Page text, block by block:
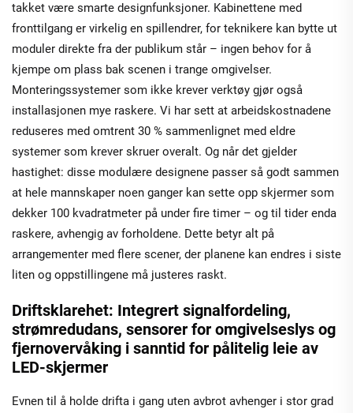
takket være smarte designfunksjoner. Kabinettene med
fronttilgang er virkelig en spillendrer, for teknikere kan bytte ut
moduler direkte fra der publikum står – ingen behov for å
kjempe om plass bak scenen i trange omgivelser.
Monteringssystemer som ikke krever verktøy gjør også
installasjonen mye raskere. Vi har sett at arbeidskostnadene
reduseres med omtrent 30 % sammenlignet med eldre
systemer som krever skruer overalt. Og når det gjelder
hastighet: disse modulære designene passer så godt sammen
at hele mannskaper noen ganger kan sette opp skjermer som
dekker 100 kvadratmeter på under fire timer – og til tider enda
raskere, avhengig av forholdene. Dette betyr alt på
arrangementer med flere scener, der planene kan endres i siste
liten og oppstillingene må justeres raskt.
Driftsklarehet: Integrert signalfordeling,
strømredudans, sensorer for omgivelseslys og
fjernovervåking i sanntid for pålitelig leie av
LED-skjermer
Evnen til å holde drifta i gang uten avbrot avhenger i stor grad